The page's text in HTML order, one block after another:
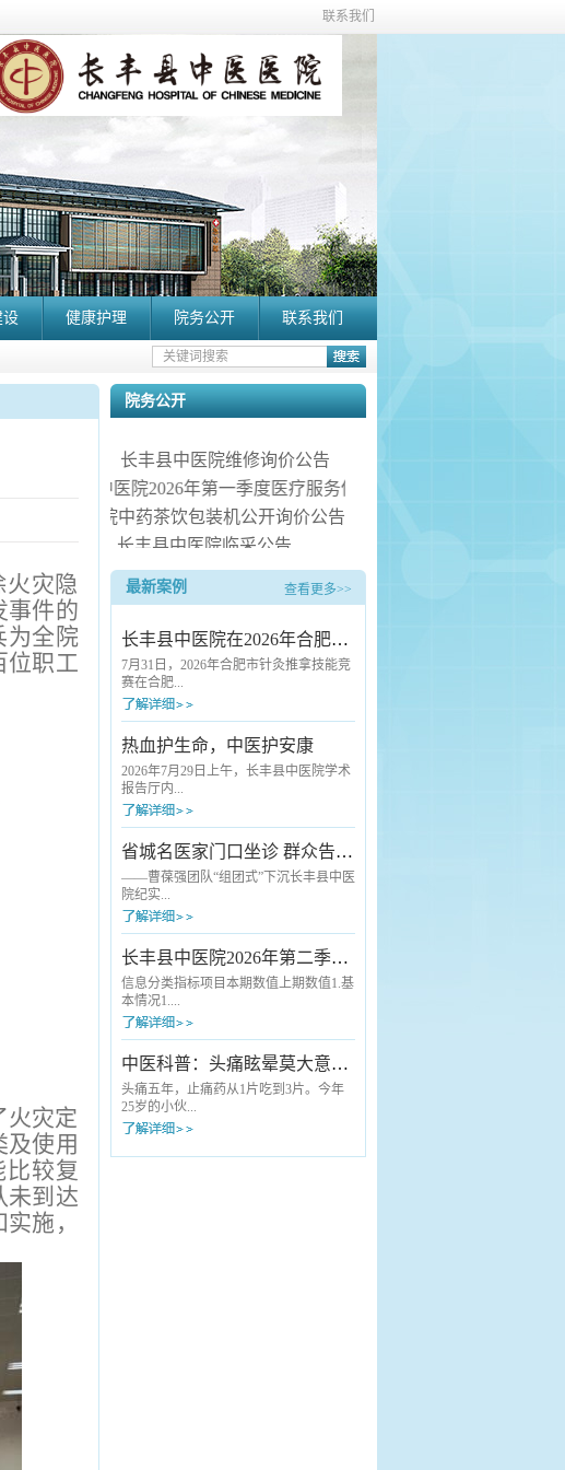
联系我们
设 健康护理 院务公开 联系我们
院务公开
长丰县中医院维修询价公告
长丰县中医院2026年第一季度医疗服务信息社会公开
长丰县中医院中药茶饮包装机公开询价公告
长丰县中医院临采公告
长丰县中医院询价公告
长丰县中医院病房电热水器安装服务项目（二次） 中标候选人公示
最新案例 查看更多>>
长丰县中医院在2026年合肥市针灸推拿技能竞赛中斩获佳绩
7月31日，2026年合肥市针灸推拿技能竞
赛在合肥...
市中医院圆满落幕。本次赛事由合肥市
卫生健康委员会、合肥市总工会联合主
办，汇聚了全市各级各类医疗机构的优
秀中医药从业者同台竞技。长丰县卫健
委高度重视本次赛事，精心统筹部署，
参赛。凭借扎实的专业功底与稳定的赛
场发挥，该院选手王云朋脱颖而出，荣
获推拿技术单项奖三等奖。本次竞赛标
准严苛、考核全面，全方位检验针灸推
拿从业人员...
热血护生命，中医护安康
2026年7月29日上午，长丰县中医院学术
报告厅内...
爱心涌动，2026年度县直单位团体无偿
献血活动在这里如期举行。来自全县各
机关单位的干部职工踊跃挽袖，用热血
传递生命希望。与往年不同的是，活动
现场一抹独特的“中医绿”格外引人注目
优势，首次将人工智能（AI）中医经络
检测、中药养生代茶饮、刮痧、艾灸等
中医适宜技术科普服务搬到献血现场，
为每一位“热血英雄”送上了一份量身定...
省城名医家门口坐诊 群众告别“奔波看病难”
——曹葆强团队“组团式”下沉长丰县中医
院纪实...
7月24日清晨7点半，长丰县中医院外科
诊室门口已经排起了队。诊室里，一位
专家正耐心地询问病情、细致查体——
他就是来自安徽中医药大学第一附属医
院（省中医院）的肝胆外科主任曹葆
天都黑了，操心又费事。”这是长丰县许
多患者曾经的共同感受。但如今，这样
的“折腾”成了历史。不用跑省城，名医就
在身边“老人家，您的血压有点高，给您
调整...
长丰县中医院2026年第二季度医疗服务信息社会公开
信息分类指标项目本期数值上期数值1.基
本情况1....
1 重点（特色）专科国家级00省 级22市
级44院 级001.2 “江淮名医”人数001.3 床
医比221.4 床护比3.23.22.医疗费用2.1 门
诊患者人均医疗费用（元）
151.56148.882.2 住院患者人均医疗费用
患者单病种平均费用（见附件2）2.4 基
中医科普：头痛眩晕莫大意，可能是胆经在“报警”！
头痛五年，止痛药从1片吃到3片。今年
25岁的小伙...
子邵某洋，家住长丰县罗塘乡邵集村，
灾隐
事件的
为全院
位职工
火灾定
使用
较复
未到达
施，